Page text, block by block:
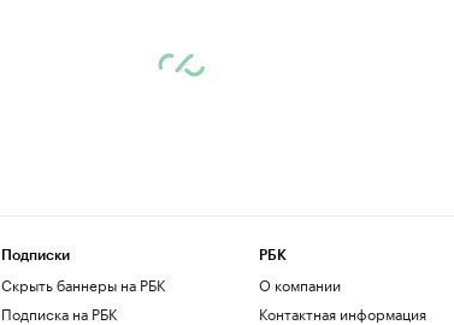
Подписки
Скрыть баннеры на РБК
Подписка на РБК
РБК
О компании
Контактная информация